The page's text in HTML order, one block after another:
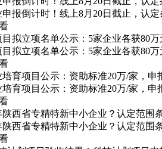
报倒计时！线上8月20日截止，认
目拟立项名单公示：5家企业各获80
目拟立项名单公示：5家企业各获80
育项目公示：资助标准20万/家，申
育项目公示：资助标准20万/家，申
西省专精特新中小企业？认定范围
西省专精特新中小企业？认定范围